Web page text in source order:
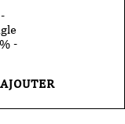
-
AJOUTER